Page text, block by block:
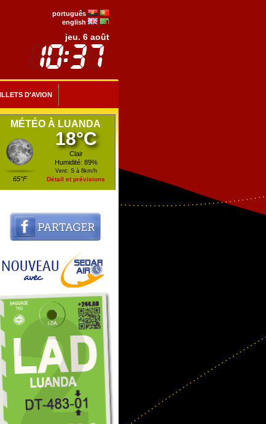
português
english
jeu. 6 août
D'AVION
MÉTÉO À LUANDA
65°F
18°C
Clair
Humidité: 89%
Vent: S à 8km/h
Détail et prévisions